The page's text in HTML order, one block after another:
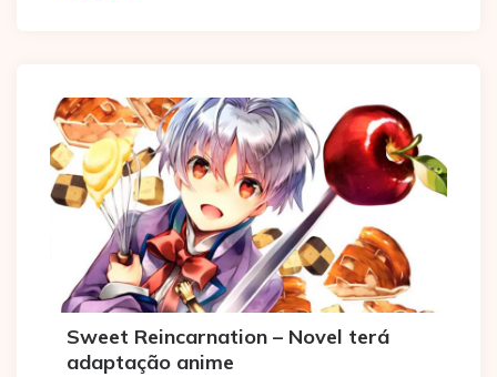
Sweet Reincarnation – Novel terá
adaptação anime